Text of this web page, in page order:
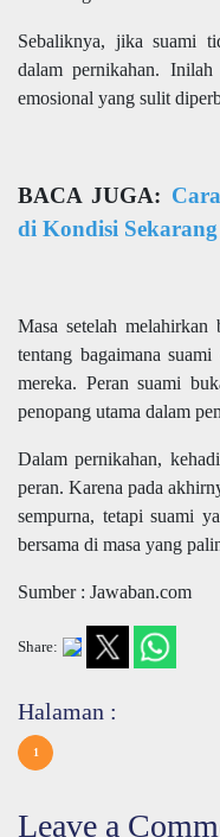
Sebaliknya, jika suami
dalam pernikahan.
emosional yang sulit
BACA JUGA:
di Kondisi
Masa setelah
tentang bagaimana
mereka. Peran suami
penopang utama dalam
Dalam pernikahan,
peran. Karena pada
sempurna, tetapi suami
bersama di masa yang
Sumber : Jawaban.com
Share:
Halaman :
1
Leave a